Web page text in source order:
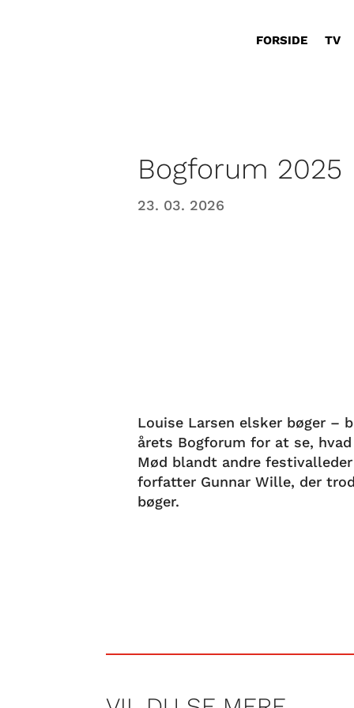
FORSIDE TV
Bogforum 2025
23. 03. 2026
Louise Larsen elsker bøger –
årets Bogforum for at se,
Mød blandt andre
forfatter Gunnar Wille, der
bøger.